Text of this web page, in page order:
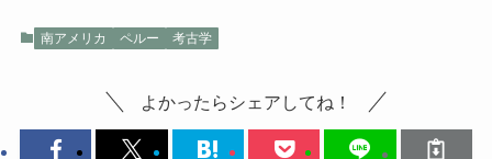
南アメリカ ペルー 考古学
よかったらシェアしてね！